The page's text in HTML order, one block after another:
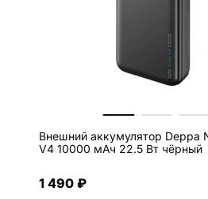
Внешний аккумулятор Deppa
V4 10000 мАч 22.5 Вт чёрный
1 490 ₽